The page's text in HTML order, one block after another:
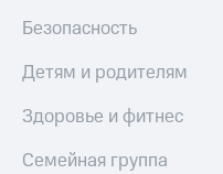
Безопасность
Детям и родителям
Здоровье и фитнес
Семейная группа